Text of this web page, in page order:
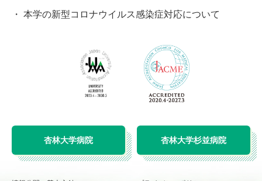
本学の新型コロナウイルス感染症対応について
杏林大学病院 杏林大学杉並病院